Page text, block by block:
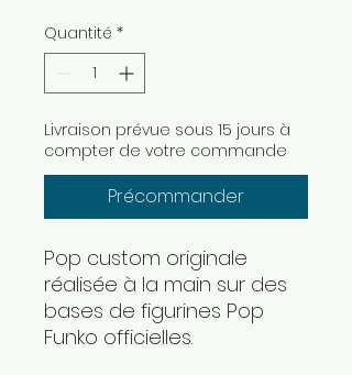
Quantité *
Livraison prévue sous 15 jours à
compter de votre commande
Précommander
Pop custom originale
réalisée à la main sur des
bases de figurines Pop
Funko officielles.